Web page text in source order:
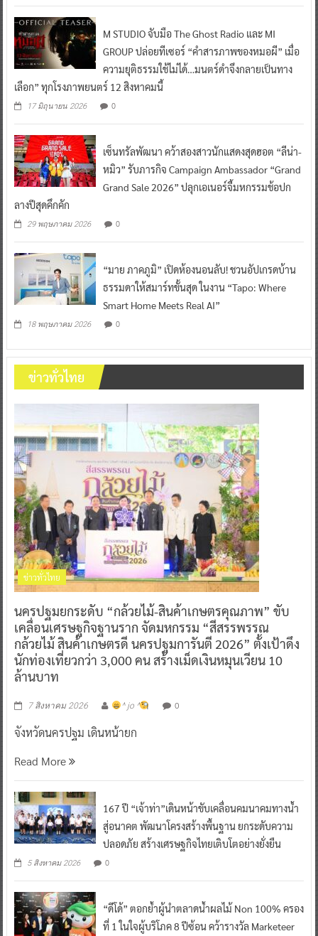
M STUDIO จับมือ The Ghost Radio และ MI
GROUP ปล่อยทีเซอร์ “คำสารภาพของหมอผี” เมื่อ
ความยุติธรรมใช้ไม่ได้…มนตร์ดำจึงกลายเป็นทาง
เลือก” ทุกโรงภาพยนตร์ 12 สิงหาคมนี้
17 มิถุนายน 2026 0
เซ็นทรัลพัฒนา คว้าสองสาวนักแสดงสุดฮอต “ลีน่า-
หมิว” รับภารกิจ Campaign Ambassador “Grand
Grand Sale 2026” ปลุกเอเนอร์จี้มหกรรมช้อปก
ลางปีสุดคึกคัก
29 พฤษภาคม 2026 0
“มาย ภาคภูมิ” เปิดห้องนอนลับ! ชวนอัปเกรดบ้าน
ธรรมดาให้สมาร์ทขั้นสุด ในงาน “Tapo: Where
Smart Home Meets Real AI”
18 พฤษภาคม 2026 0
ข่าวทั่วไทย
ข่าวทั่วไทย
นครปฐมยกระดับ “กล้วยไม้-สินค้าเกษตรคุณภาพ” ขับ
เคลื่อนเศรษฐกิจฐานราก จัดมหกรรม “สีสรรพรรณ
กล้วยไม้ สินค้าเกษตรดี นครปฐมการันตี 2026” ตั้งเป้าดึง
นักท่องเที่ยวกว่า 3,000 คน สร้างเม็ดเงินหมุนเวียน 10
ล้านบาท
7 สิงหาคม 2026 ^ jo ^ 0
จังหวัดนครปฐม เดินหน้ายก
Read More
167 ปี “เจ้าท่า”เดินหน้าขับเคลื่อนคมนาคมทางน้ำ
สู่อนาคต พัฒนาโครงสร้างพื้นฐาน ยกระดับความ
ปลอดภัย สร้างเศรษฐกิจไทยเติบโตอย่างยั่งยืน
5 สิงหาคม 2026 0
“ดีโด้” ตอกย้ำผู้นำตลาดน้ำผลไม้ Non 100% ครอง
ที่ 1 ในใจผู้บริโภค 8 ปีซ้อน คว้ารางวัล Marketeer